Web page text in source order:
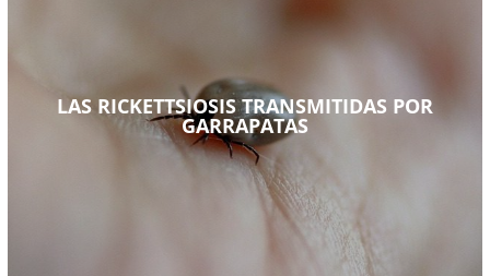
LAS RICKETTSIOSIS TRANSMITIDAS POR
GARRAPATAS